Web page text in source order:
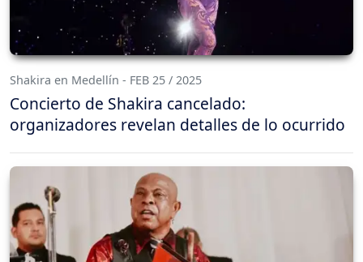
Shakira en Medellín - FEB 25 / 2025
Concierto de Shakira cancelado:
organizadores revelan detalles de lo ocurrido